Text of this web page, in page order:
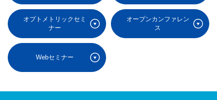
オプトメトリックセミ
ナー
オープンカンファレン
ス
Webセミナー